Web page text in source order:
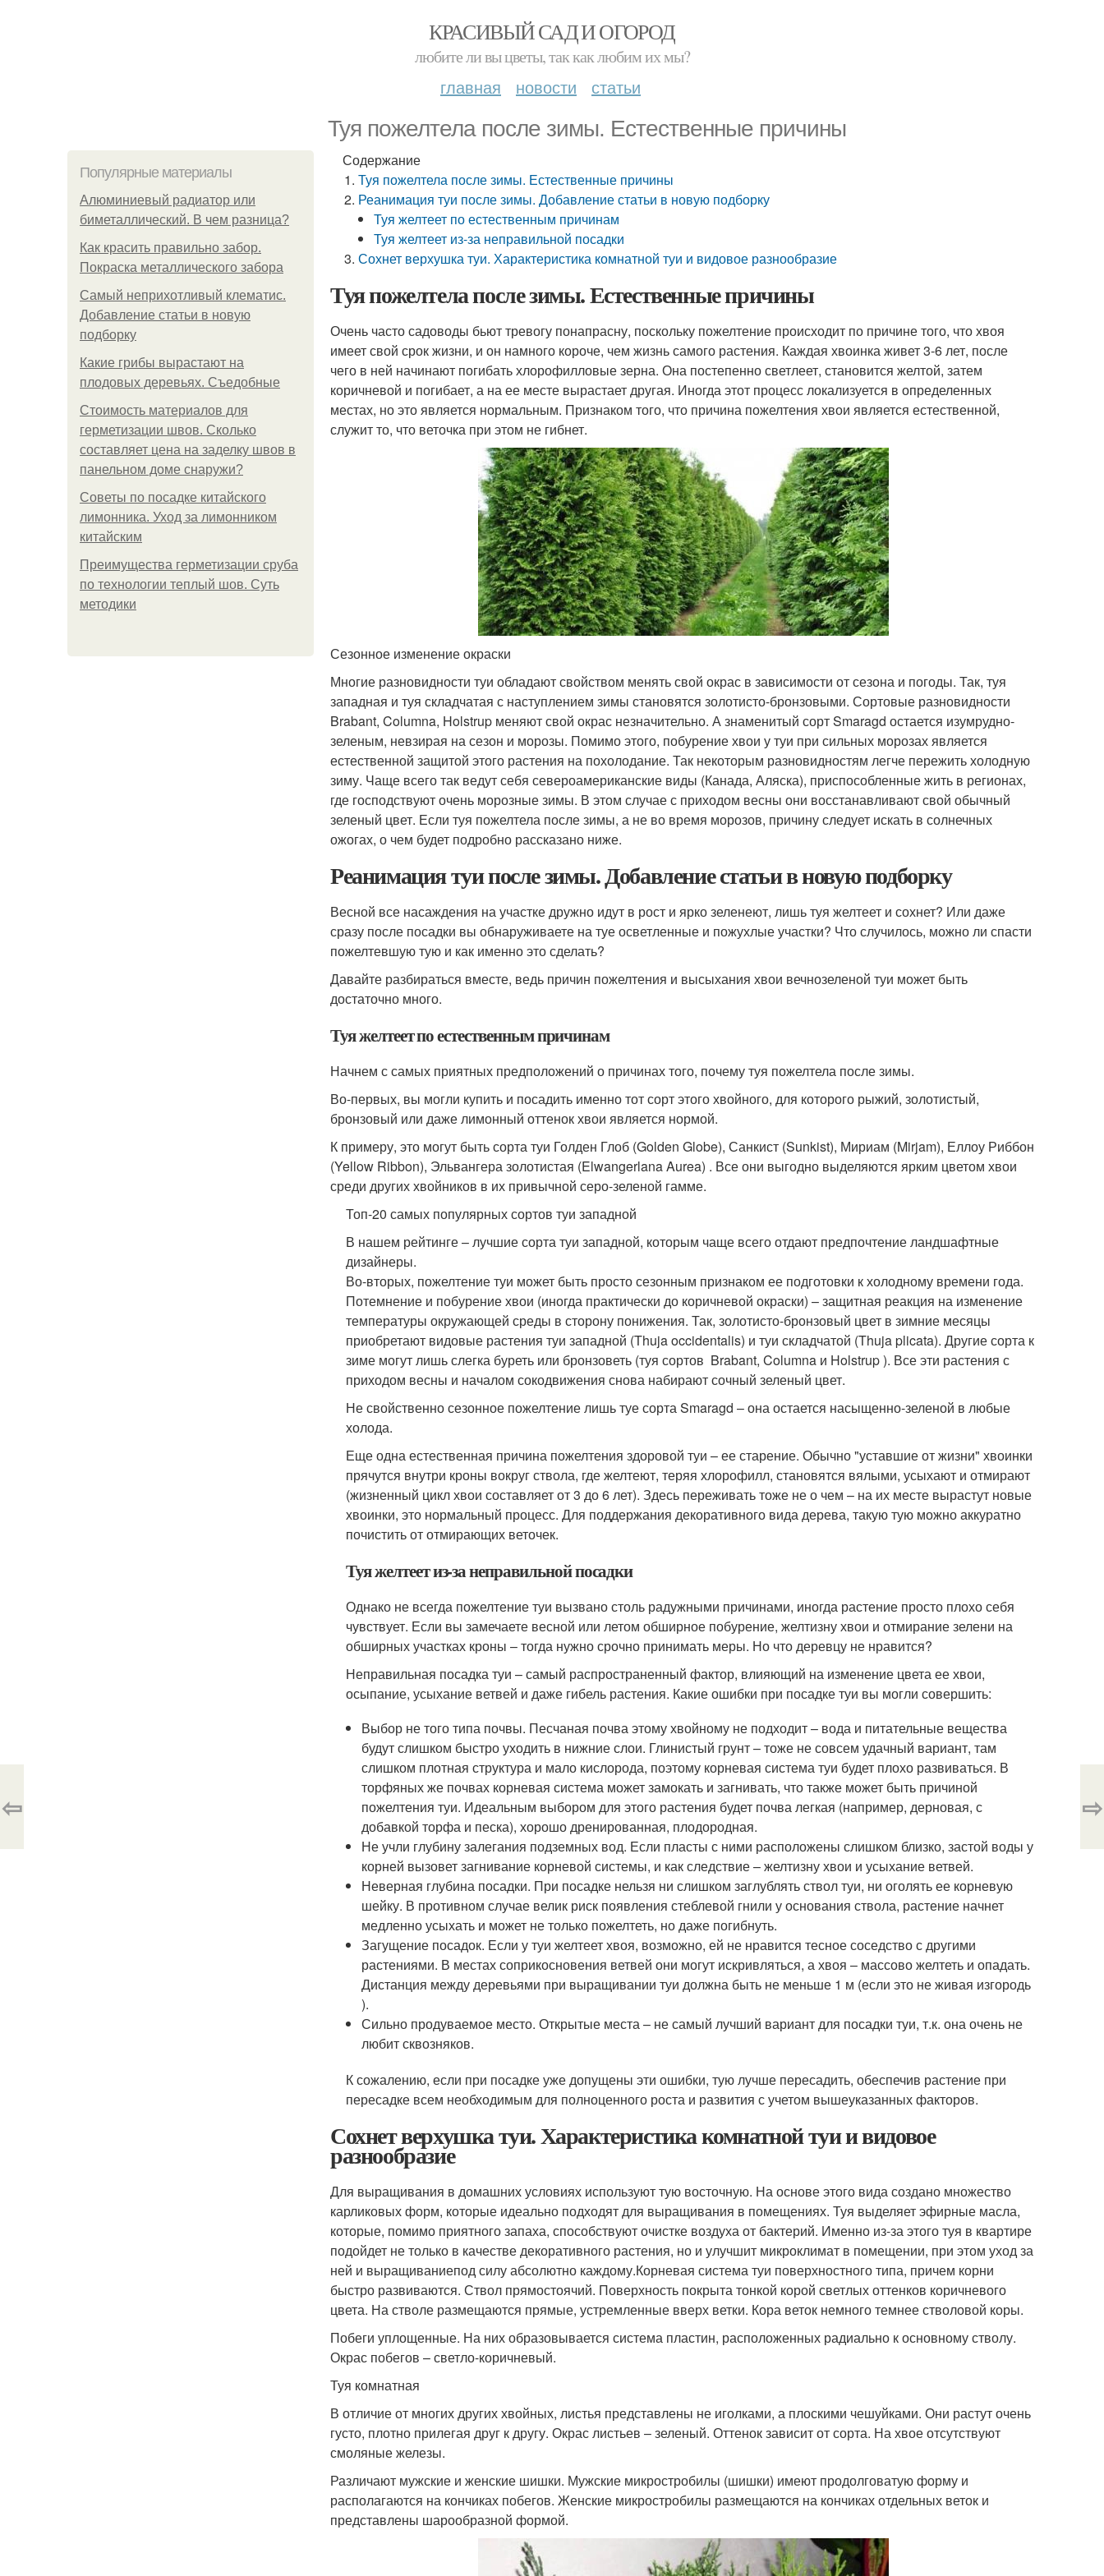
КРАСИВЫЙ САД И ОГОРОД
любите ли вы цветы, так как любим их мы?
главная новости статьи
Туя пожелтела после зимы. Естественные причины
Популярные материалы
Алюминиевый радиатор или
биметаллический. В чем разница?
Как красить правильно забор.
Покраска металлического забора
Самый неприхотливый клематис.
Добавление статьи в новую
подборку
Какие грибы вырастают на
плодовых деревьях. Съедобные
Стоимость материалов для
герметизации швов. Сколько
составляет цена на заделку швов в
панельном доме снаружи?
Советы по посадке китайского
лимонника. Уход за лимонником
китайским
Преимущества герметизации сруба
по технологии теплый шов. Суть
методики
Содержание
Туя пожелтела после зимы. Естественные причины
Реанимация туи после зимы. Добавление статьи в новую подборку
Туя желтеет по естественным причинам
Туя желтеет из-за неправильной посадки
Сохнет верхушка туи. Характеристика комнатной туи и видовое разнообразие
Туя пожелтела после зимы. Естественные причины
Очень часто садоводы бьют тревогу понапрасну, поскольку пожелтение происходит по причине того, что хвоя
имеет свой срок жизни, и он намного короче, чем жизнь самого растения. Каждая хвоинка живет 3-6 лет, после
чего в ней начинают погибать хлорофилловые зерна. Она постепенно светлеет, становится желтой, затем
коричневой и погибает, а на ее месте вырастает другая. Иногда этот процесс локализуется в определенных
местах, но это является нормальным. Признаком того, что причина пожелтения хвои является естественной,
служит то, что веточка при этом не гибнет.
Сезонное изменение окраски
Многие разновидности туи обладают свойством менять свой окрас в зависимости от сезона и погоды. Так, туя
западная и туя складчатая с наступлением зимы становятся золотисто-бронзовыми. Сортовые разновидности
Brabant, Columna, Holstrup меняют свой окрас незначительно. А знаменитый сорт Smaragd остается изумрудно-
зеленым, невзирая на сезон и морозы. Помимо этого, побурение хвои у туи при сильных морозах является
естественной защитой этого растения на похолодание. Так некоторым разновидностям легче пережить холодную
зиму. Чаще всего так ведут себя североамериканские виды (Канада, Аляска), приспособленные жить в регионах,
где господствуют очень морозные зимы. В этом случае с приходом весны они восстанавливают свой обычный
зеленый цвет. Если туя пожелтела после зимы, а не во время морозов, причину следует искать в солнечных
ожогах, о чем будет подробно рассказано ниже.
Реанимация туи после зимы. Добавление статьи в новую подборку
Весной все насаждения на участке дружно идут в рост и ярко зеленеют, лишь туя желтеет и сохнет? Или даже
сразу после посадки вы обнаруживаете на туе осветленные и пожухлые участки? Что случилось, можно ли спасти
пожелтевшую тую и как именно это сделать?
Давайте разбираться вместе, ведь причин пожелтения и высыхания хвои вечнозеленой туи может быть
достаточно много.
Туя желтеет по естественным причинам
Начнем с самых приятных предположений о причинах того, почему туя пожелтела после зимы.
Во-первых, вы могли купить и посадить именно тот сорт этого хвойного, для которого рыжий, золотистый,
бронзовый или даже лимонный оттенок хвои является нормой.
К примеру, это могут быть сорта туи Голден Глоб (Golden Globe), Санкист (Sunkist), Мириам (Mirjam), Еллоу Риббон
(Yellow Ribbon), Эльвангера золотистая (Elwangerlana Aurea) . Все они выгодно выделяются ярким цветом хвои
среди других хвойников в их привычной серо-зеленой гамме.
Топ-20 самых популярных сортов туи западной
В нашем рейтинге – лучшие сорта туи западной, которым чаще всего отдают предпочтение ландшафтные
дизайнеры.
Во-вторых, пожелтение туи может быть просто сезонным признаком ее подготовки к холодному времени года.
Потемнение и побурение хвои (иногда практически до коричневой окраски) – защитная реакция на изменение
температуры окружающей среды в сторону понижения. Так, золотисто-бронзовый цвет в зимние месяцы
приобретают видовые растения туи западной (Thuja occidentalis) и туи складчатой (Thuja plicata). Другие сорта к
зиме могут лишь слегка буреть или бронзоветь (туя сортов Brabant, Columna и Holstrup ). Все эти растения с
приходом весны и началом сокодвижения снова набирают сочный зеленый цвет.
Не свойственно сезонное пожелтение лишь туе сорта Smaragd – она остается насыщенно-зеленой в любые
холода.
Еще одна естественная причина пожелтения здоровой туи – ее старение. Обычно "уставшие от жизни" хвоинки
прячутся внутри кроны вокруг ствола, где желтеют, теряя хлорофилл, становятся вялыми, усыхают и отмирают
(жизненный цикл хвои составляет от 3 до 6 лет). Здесь переживать тоже не о чем – на их месте вырастут новые
хвоинки, это нормальный процесс. Для поддержания декоративного вида дерева, такую тую можно аккуратно
почистить от отмирающих веточек.
Туя желтеет из-за неправильной посадки
Однако не всегда пожелтение туи вызвано столь радужными причинами, иногда растение просто плохо себя
чувствует. Если вы замечаете весной или летом обширное побурение, желтизну хвои и отмирание зелени на
обширных участках кроны – тогда нужно срочно принимать меры. Но что деревцу не нравится?
Неправильная посадка туи – самый распространенный фактор, влияющий на изменение цвета ее хвои,
осыпание, усыхание ветвей и даже гибель растения. Какие ошибки при посадке туи вы могли совершить:
Выбор не того типа почвы. Песчаная почва этому хвойному не подходит – вода и питательные вещества
будут слишком быстро уходить в нижние слои. Глинистый грунт – тоже не совсем удачный вариант, там
слишком плотная структура и мало кислорода, поэтому корневая система туи будет плохо развиваться. В
торфяных же почвах корневая система может замокать и загнивать, что также может быть причиной
пожелтения туи. Идеальным выбором для этого растения будет почва легкая (например, дерновая, с
добавкой торфа и песка), хорошо дренированная, плодородная.
Не учли глубину залегания подземных вод. Если пласты с ними расположены слишком близко, застой воды у
корней вызовет загнивание корневой системы, и как следствие – желтизну хвои и усыхание ветвей.
Неверная глубина посадки. При посадке нельзя ни слишком заглублять ствол туи, ни оголять ее корневую
шейку. В противном случае велик риск появления стеблевой гнили у основания ствола, растение начнет
медленно усыхать и может не только пожелтеть, но даже погибнуть.
Загущение посадок. Если у туи желтеет хвоя, возможно, ей не нравится тесное соседство с другими
растениями. В местах соприкосновения ветвей они могут искривляться, а хвоя – массово желтеть и опадать.
Дистанция между деревьями при выращивании туи должна быть не меньше 1 м (если это не живая изгородь
).
Сильно продуваемое место. Открытые места – не самый лучший вариант для посадки туи, т.к. она очень не
любит сквозняков.
К сожалению, если при посадке уже допущены эти ошибки, тую лучше пересадить, обеспечив растение при
пересадке всем необходимым для полноценного роста и развития с учетом вышеуказанных факторов.
Сохнет верхушка туи. Характеристика комнатной туи и видовое
разнообразие
Для выращивания в домашних условиях используют тую восточную. На основе этого вида создано множество
карликовых форм, которые идеально подходят для выращивания в помещениях. Туя выделяет эфирные масла,
которые, помимо приятного запаха, способствуют очистке воздуха от бактерий. Именно из-за этого туя в квартире
подойдет не только в качестве декоративного растения, но и улучшит микроклимат в помещении, при этом уход за
ней и выращиваниепод силу абсолютно каждому.Корневая система туи поверхностного типа, причем корни
быстро развиваются. Ствол прямостоячий. Поверхность покрыта тонкой корой светлых оттенков коричневого
цвета. На стволе размещаются прямые, устремленные вверх ветки. Кора веток немного темнее стволовой коры.
Побеги уплощенные. На них образовывается система пластин, расположенных радиально к основному стволу.
Окрас побегов – светло-коричневый.
Туя комнатная
В отличие от многих других хвойных, листья представлены не иголками, а плоскими чешуйками. Они растут очень
густо, плотно прилегая друг к другу. Окрас листьев – зеленый. Оттенок зависит от сорта. На хвое отсутствуют
смоляные железы.
Различают мужские и женские шишки. Мужские микростробилы (шишки) имеют продолговатую форму и
располагаются на кончиках побегов. Женские микростробилы размещаются на кончиках отдельных веток и
представлены шарообразной формой.
⇦ ⇨